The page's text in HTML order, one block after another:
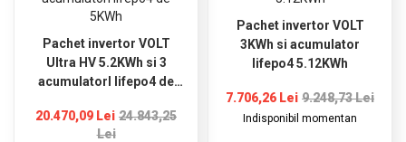
Pachet invertor VOLT
Ultra HV 5.2KWh si 3
acumulatorI lifepo4 de
20.470,09 Lei 24.843,25
Lei
Pachet invertor VOLT
3KWh si acumulator
lifepo4 5.12KWh
7.706,26 Lei 9.248,73 Lei
Indisponibil momentan